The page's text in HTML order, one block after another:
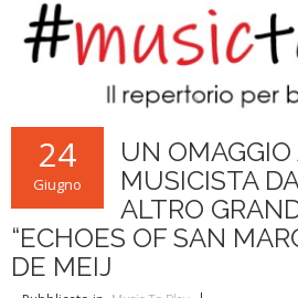
24
Giugno
UN
MUSICISTA
ALTRO
“ECHOES OF SAN
DE MEIJ
Contatti
Iscrizione
COVID19
Note Bandistiche
Il martedì della banda
Banda Story
L'ABC della Banda
Legislativa
CEM
Utilità
Giornate di classificazione
Le Bande classificate
Brani d'obbligo 2007
Brani d'obbligo 2008
Siti di interesse Bandistico
Case Editrici Bandistiche
Linee guida letteratura bandistica
RISORSE PER I COMPOSITORI
AMM.TRASPARENTE